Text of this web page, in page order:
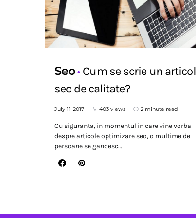
Seo Cum se scrie un articol
seo de calitate?
July 11, 2017 403 views 2 minute read
Cu siguranta, in momentul in care vine vorba
despre articole optimizare seo, o multime de
persoane se gandesc…